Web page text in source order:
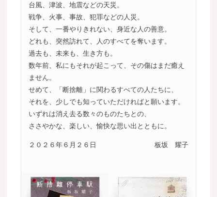
台風、津波、地震などの天災。
戦争、火事、事故、犯罪などの人災。
そして、一番やりきれない、身近な人の善意。
どれも、突然訪れて、人のすべてを奪います。
過去も、未来も、生き方も。
数年前、私にもそれが起こって、その傷はまだ癒え
ません。
せめて、「断捨離」に関わるすべての人たちに、
それを、少しでも知っていただければと願います。
いずれは消え去る数々のものたちとの、
ささやかな、楽しい、愉快な思い出とともに。
２０２６年６月２６日 板坂 耀子